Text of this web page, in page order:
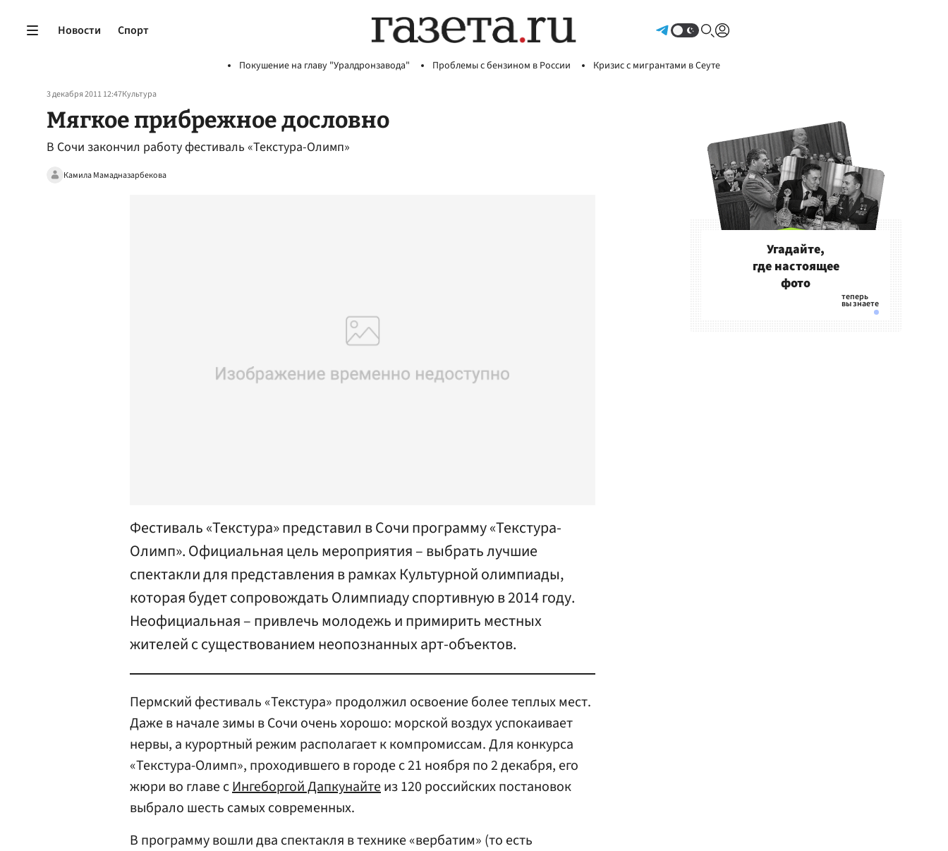
Новости Спорт
Покушение на главу "Уралдронзавода" Проблемы с бензином в России Кризис с мигрантами в Сеуте
3 декабря 2011 12:47Культура
Мягкое прибрежное дословно
В Сочи закончил работу фестиваль «Текстура-Олимп»
Камила Мамадназарбекова
Фестиваль «Текстура» представил в Сочи программу «Текстура-
Олимп». Официальная цель мероприятия – выбрать лучшие
спектакли для представления в рамках Культурной олимпиады,
которая будет сопровождать Олимпиаду спортивную в 2014 году.
Неофициальная – привлечь молодежь и примирить местных
жителей с существованием неопознанных арт-объектов.
Пермский фестиваль «Текстура» продолжил освоение более теплых мест.
Даже в начале зимы в Сочи очень хорошо: морской воздух успокаивает
нервы, а курортный режим располагает к компромиссам. Для конкурса
«Текстура-Олимп», проходившего в городе с 21 ноября по 2 декабря, его
жюри во главе сИнгеборгой Дапкунайтеиз 120 российских постановок
выбрало шесть самых современных.
В программу вошли два спектакля в технике «вербатим» (то есть
Угадайте,
где настоящее
фото